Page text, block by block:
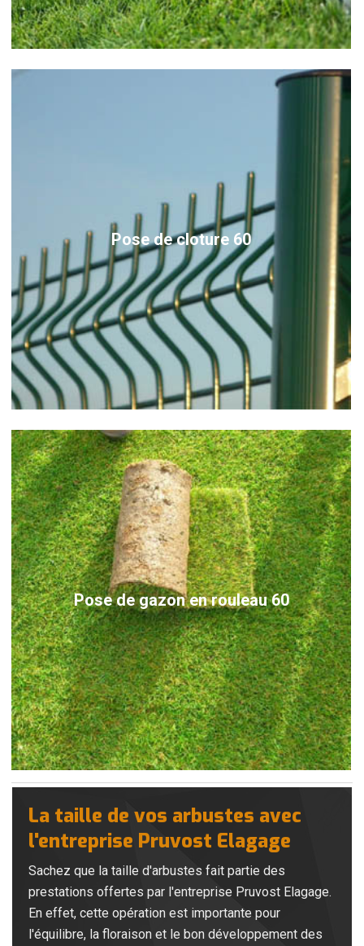
Pose de cloture 60
Pose de gazon en rouleau 60
La taille de vos arbustes avec
l'entreprise Pruvost Elagage
Sachez que la taille d'arbustes fait partie des
prestations offertes par l'entreprise Pruvost Elagage.
En effet, cette opération est importante pour
l'équilibre, la floraison et le bon développement des